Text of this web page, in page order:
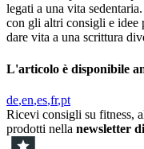
legati a una vita
con gli altri consigli e idee
dare vita a una scrittura
L'articolo è disponibile
de en es fr pt
Ricevi consigli su fitness,
prodotti nella newsletter